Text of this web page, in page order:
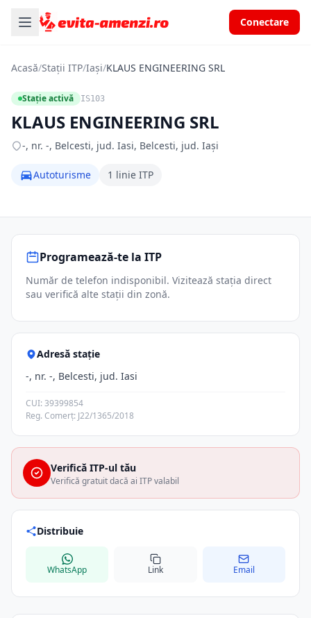
Conectare
Acasă/Stații ITP/Iași/KLAUS ENGINEERING SRL
Stație activă IS103
KLAUS ENGINEERING SRL
-, nr. -, Belcesti, jud. Iasi, Belcesti, jud. Iași
Autoturisme 1 linie ITP
Programează-te la ITP
Număr de telefon indisponibil. Vizitează stația direct
sau verifică alte stații din zonă.
Adresă stație
-, nr. -, Belcesti, jud. Iasi
CUI: 39399854
Reg. Comerț: J22/1365/2018
Verifică ITP-ul tău
Verifică gratuit dacă ai ITP valabil
Distribuie
WhatsApp Link Email